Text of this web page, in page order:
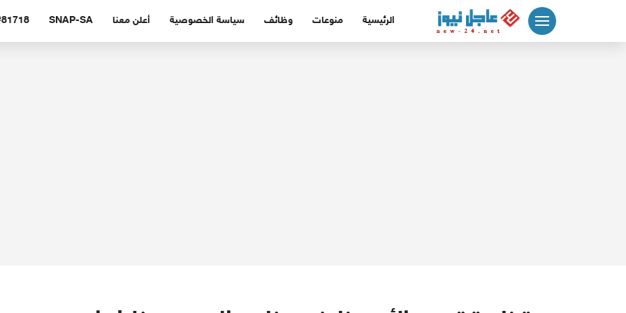
الرئيسية منوعات وظائف سياسة الخصوصية أعلن معنا SNAP-SA #81718 (بدون